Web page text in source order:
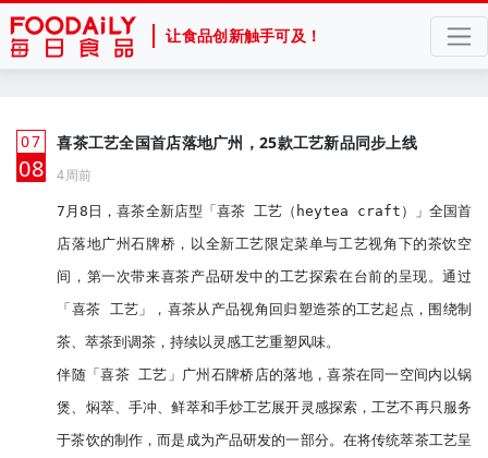
让食品创新触手可及！
07
月
08
喜茶工艺全国首店落地广州，25款工艺新品同步上线
4周前
7月8日，喜茶全新店型「喜茶 工艺（heytea craft）」全国首
店落地广州石牌桥，以全新工艺限定菜单与工艺视角下的茶饮空
间，第一次带来喜茶产品研发中的工艺探索在台前的呈现。通过
「喜茶 工艺」，喜茶从产品视角回归塑造茶的工艺起点，围绕制
茶、萃茶到调茶，持续以灵感工艺重塑风味。
伴随「喜茶 工艺」广州石牌桥店的落地，喜茶在同一空间内以锅
煲、焖萃、手冲、鲜萃和手炒工艺展开灵感探索，工艺不再只服务
于茶饮的制作，而是成为产品研发的一部分。在将传统萃茶工艺呈